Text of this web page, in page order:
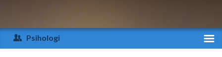
Arad
Arges
Psihologi